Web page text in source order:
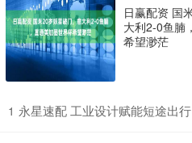
日赢配资 国
大利2-0鱼腩
希望渺茫
1 ​永星速配 工业设计赋能短途出行